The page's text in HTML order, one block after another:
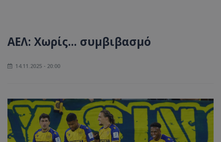
ΑΕΛ: Χωρίς... συμβιβασμό
14.11.2025 - 20:00